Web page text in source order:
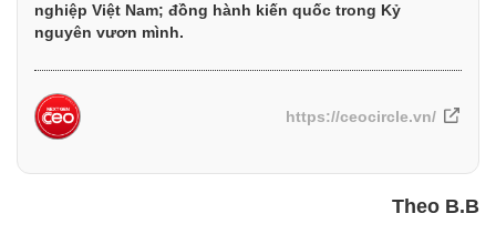
nghiệp Việt Nam; đồng hành kiến quốc trong Kỷ
nguyên vươn mình.
https://ceocircle.vn/
Theo B.B